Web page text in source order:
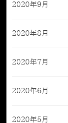
2020年9月
2020年8月
2020年7月
2020年6月
2020年5月